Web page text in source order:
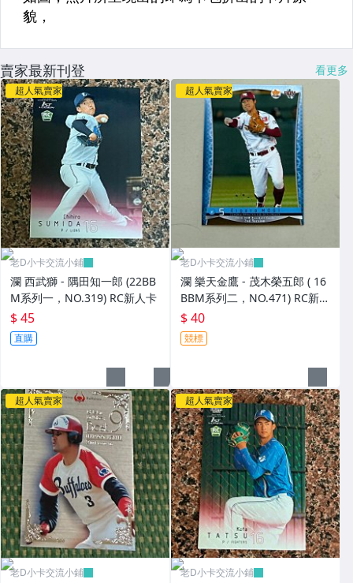
賣家最新刊登 看更多
超人氣賣家
老D小卡交流小鋪
瀾 西武獅 - 隅田知一郎 (22BB
M系列一，NO.319) RC新人卡
$ 45
直購
超人氣賣家
老D小卡交流小鋪
瀾 樂天金鷹 - 茂木榮五郎 ( 16
BBM系列二，NO.471) RC新人
卡
$ 40
競標
超人氣賣家
老D小卡交流小鋪
超人氣賣家
老D小卡交流小鋪